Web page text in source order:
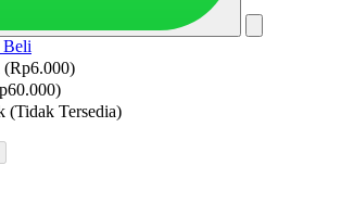
Beli
(Rp6.000)
(Tidak Tersedia)